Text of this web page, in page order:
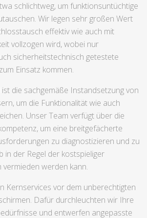
schlichtweg, um funktionsuntüchtige
Wir legen sehr großen Wert
effektiv wie auch mit
vollzogen wird, wobei nur
sicherheitstechnisch getestete
Einsatz kommen.
die sachgemäße Instandsetzung von
um die Funktionalität wie auch
Unser Team verfügt über die
um eine breitgefächerte
zu diagnostizieren und zu
in der Regel der kostspieliger
werden kann.
Kernservices vor dem unberechtigten
Dafür durchleuchten wir Ihre
und entwerfen angepasste